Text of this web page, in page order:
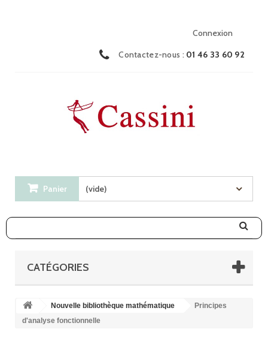
Connexion
Contactez-nous : 01 46 33 60 92
Panier (vide)
CATÉGORIES
Nouvelle bibliothèque mathématique
Principes
d'analyse fonctionnelle